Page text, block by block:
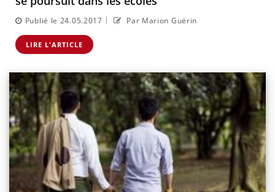
Publié le 24.05.2017 | Par Marion Guérin
LIRE L'ARTICLE